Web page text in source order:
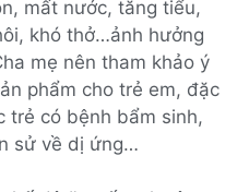
mất nước, tăng tiểu,
khó thở…ảnh hưởng
mẹ nên tham khảo ý
phẩm cho trẻ em, đặc
trẻ có bệnh bẩm sinh,
sử về dị ứng…